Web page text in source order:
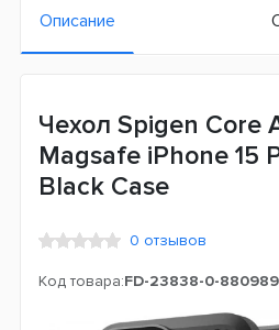
Описание
Чехол Spigen Core
Magsafe iPhone 15
Black Case
0 отзывов
Код товара:FD-23838-0-